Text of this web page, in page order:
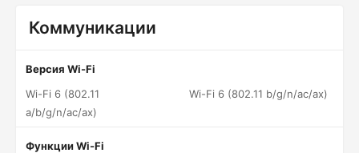
Коммуникации
Версия Wi-Fi
Wi-Fi 6 (802.11
a/b/g/n/ac/ax)
Wi-Fi 6 (802.11 b/g/n/ac/ax)
Функции Wi-Fi